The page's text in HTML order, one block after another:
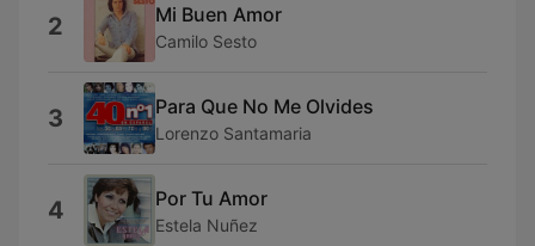
2 Mi Buen Amor
Camilo Sesto
3 Para Que No Me Olvides
Lorenzo Santamaria
4 Por Tu Amor
Estela Nuñez